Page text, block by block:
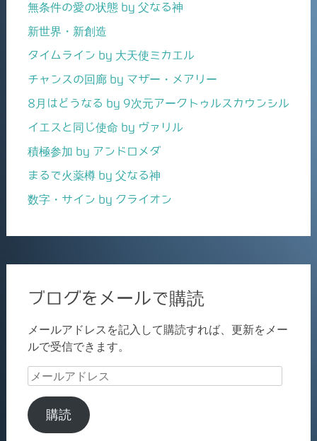
無条件の愛の状態 by 父なる神
新世界・新創造
タイムライン by 大天使ミカエル
チャンスの回廊 by マザー・メアリー
8月はどうなる by 9次元アークトゥルスカウンシル
イエスと同じ使命 by ヴァリル
積極参加 by アンドロメダ
まるで火薬樽 by 父なる神
数字・サイン by クライオン
ブログをメールで購読
メールアドレスを記入して購読すれば、更新をメー
ルで受信できます。
メ
ル
ア
購読